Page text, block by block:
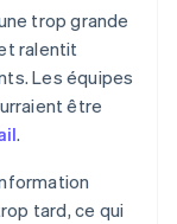
trop grande
ralentit
Les équipes
être
.
tard, ce qui